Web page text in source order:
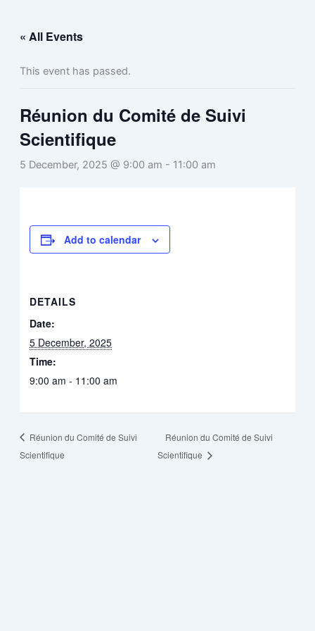
content« All Events
This event has passed.
Réunion du Comité de Suivi
Scientifique
5 December, 2025 @ 9:00 am - 11:00 am
Add to calendar
DETAILS
Date:
5 December, 2025
Time:
9:00 am - 11:00 am
Réunion du Comité de Suivi
Scientifique
Réunion du Comité de Suivi
Scientifique